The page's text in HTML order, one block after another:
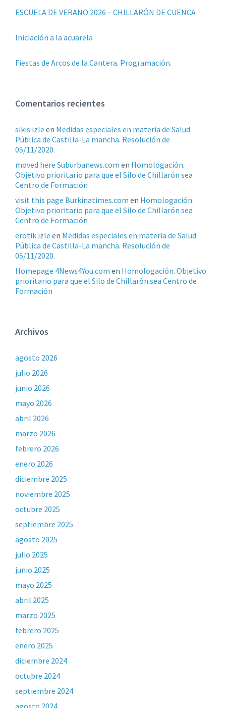
ESCUELA DE VERANO 2026 – CHILLARÓN DE CUENCA
Iniciación a la acuarela
Fiestas de Arcos de la Cantera. Programación.
Comentarios recientes
sikis izle en Medidas especiales en materia de Salud
Pública de Castilla-La mancha. Resolución de
05/11/2020.
moved here Suburbanews.com en Homologación.
Objetivo prioritario para que el Silo de Chillarón sea
Centro de Formación
visit this page Burkinatimes.com en Homologación.
Objetivo prioritario para que el Silo de Chillarón sea
Centro de Formación
erotik izle en Medidas especiales en materia de Salud
Pública de Castilla-La mancha. Resolución de
05/11/2020.
Homepage 4News4You.com en Homologación. Objetivo
prioritario para que el Silo de Chillarón sea Centro de
Formación
Archivos
agosto 2026
julio 2026
junio 2026
mayo 2026
abril 2026
marzo 2026
febrero 2026
enero 2026
diciembre 2025
noviembre 2025
octubre 2025
septiembre 2025
agosto 2025
julio 2025
junio 2025
mayo 2025
abril 2025
marzo 2025
febrero 2025
enero 2025
diciembre 2024
octubre 2024
septiembre 2024
agosto 2024